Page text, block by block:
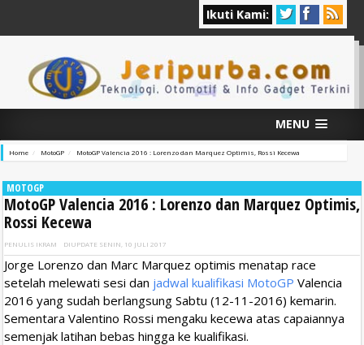
Ikuti Kami:
MENU
Home MotoGP MotoGP Valencia 2016 : Lorenzo dan Marquez Optimis, Rossi Kecewa
MOTOGP
MotoGP Valencia 2016 : Lorenzo dan Marquez Optimis,
Rossi Kecewa
PENULIS IKRAM DIUPDATE SENIN, 10 JULI 2017
Jorge Lorenzo dan Marc Marquez optimis menatap race
setelah melewati sesi dan jadwal kualifikasi MotoGP Valencia
2016 yang sudah berlangsung Sabtu (12-11-2016) kemarin.
Sementara Valentino Rossi mengaku kecewa atas capaiannya
semenjak latihan bebas hingga ke kualifikasi.